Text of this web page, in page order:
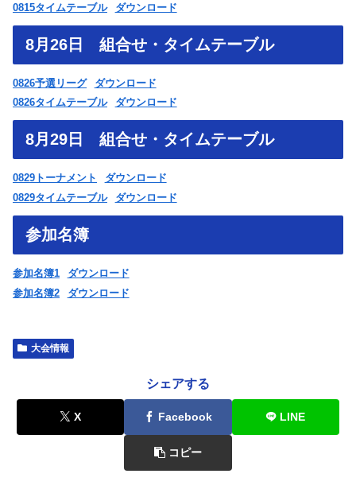
0815タイムテーブル
ダウンロード
8月26日 組合せ・タイムテーブル
0826予選リーグ
ダウンロード
0826タイムテーブル
ダウンロード
8月29日 組合せ・タイムテーブル
0829トーナメント
ダウンロード
0829タイムテーブル
ダウンロード
参加名簿
参加名簿1
ダウンロード
参加名簿2
ダウンロード
大会情報
シェアする
X Facebook LINE
コピー